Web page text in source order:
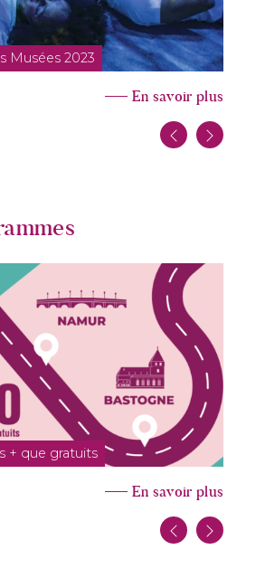
Musées 2023
En savoir plus
+ que gratuits
En savoir plus